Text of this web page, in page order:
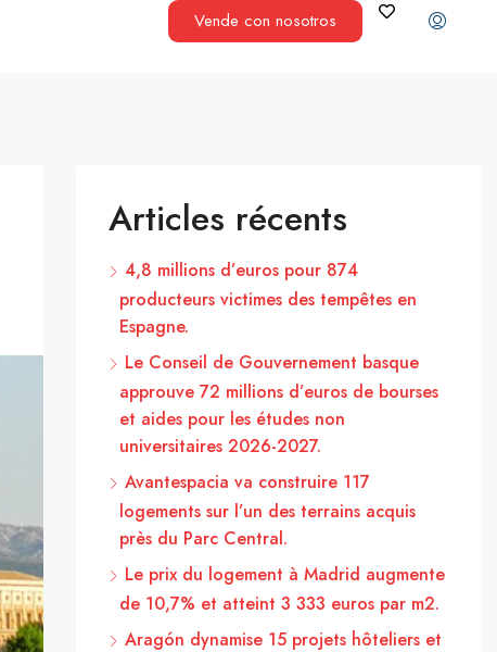
Vende con nosotros
Articles récents
4,8 millions d’euros pour 874
producteurs victimes des tempêtes en
Espagne.
Le Conseil de Gouvernement basque
approuve 72 millions d’euros de bourses
et aides pour les études non
universitaires 2026-2027.
Avantespacia va construire 117
logements sur l’un des terrains acquis
près du Parc Central.
Le prix du logement à Madrid augmente
de 10,7% et atteint 3 333 euros par m2.
Aragón dynamise 15 projets hôteliers et